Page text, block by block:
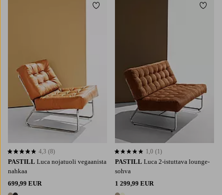
PASTILL Luca nojatuoli vegaanista
nahkaa
699,99 EUR
4,3 perustuen 8 arvosanaan
4,3 (8)
Lisää suosikkeihin
PASTILL Luca 2-istuttava lounge-
sohva
1 299,99 EUR
1,0 perustuen 1 arvosanaan
1,0 (1)
Lisää